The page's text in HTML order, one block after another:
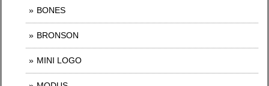
BONES
BRONSON
MINI LOGO